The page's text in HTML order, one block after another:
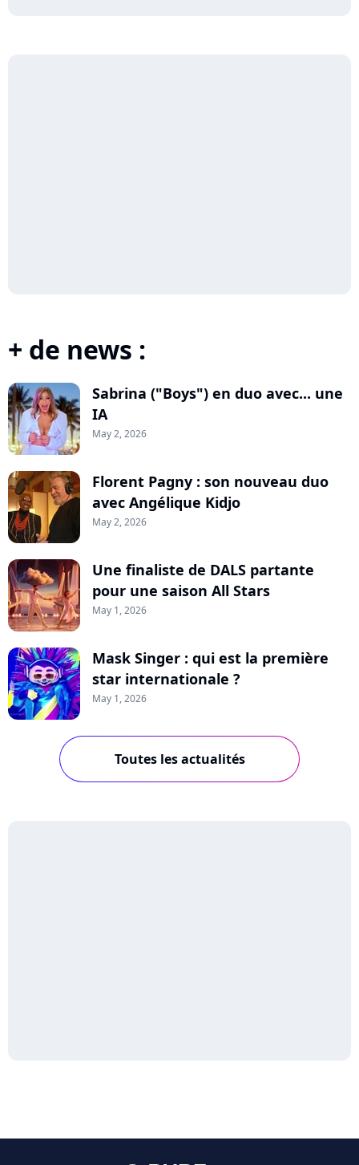
+ de news :
Sabrina ("Boys") en duo avec... une
IA
May 2, 2026
Florent Pagny : son nouveau duo
avec Angélique Kidjo
May 2, 2026
Une finaliste de DALS partante
pour une saison All Stars
May 1, 2026
Mask Singer : qui est la première
star internationale ?
May 1, 2026
Toutes les actualités